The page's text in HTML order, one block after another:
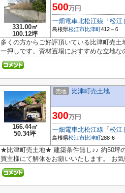
331.00㎡
100.12坪
500万円
一畑電車北松江線 「 松江
島根県松江市比津町412－6
多くの方からご好評頂いている比津町売
一押しです。資材置場におすすめな立地
166.44㎡
50.34坪
売地 比津町売土地
300万円
一畑電車北松江線 「 松江
島根県松江市比津町288-6
★比津町売土地★ 建築条件無し♪♪ 約50坪
買主様にて解体をお願いいたします。 お